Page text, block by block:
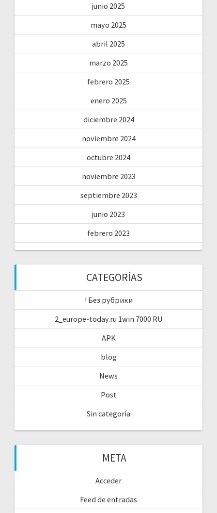
junio 2025
mayo 2025
abril 2025
marzo 2025
febrero 2025
enero 2025
diciembre 2024
noviembre 2024
octubre 2024
noviembre 2023
septiembre 2023
junio 2023
febrero 2023
CATEGORÍAS
! Без рубрики
2_europe-today.ru 1win 7000 RU
APK
blog
News
Post
Sin categoría
META
Acceder
Feed de entradas